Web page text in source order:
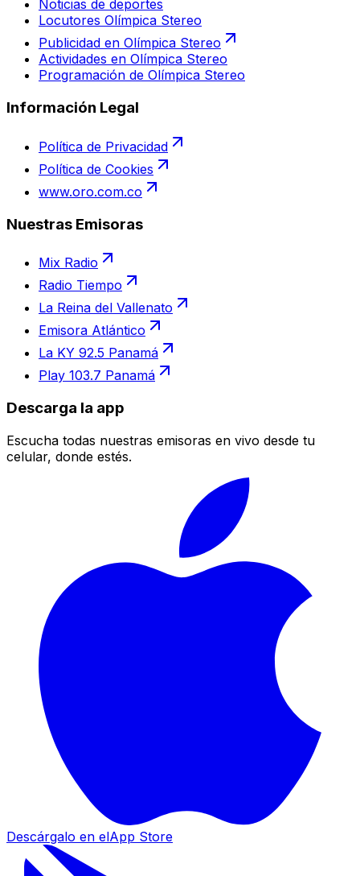
Noticias de deportes
Locutores Olímpica Stereo
Publicidad en Olímpica Stereo
Actividades en Olímpica Stereo
Programación de Olímpica Stereo
Información Legal
Política de Privacidad
Política de Cookies
www.oro.com.co
Nuestras Emisoras
Mix Radio
Radio Tiempo
La Reina del Vallenato
Emisora Atlántico
La KY 92.5 Panamá
Play 103.7 Panamá
Descarga la app
Escucha todas nuestras emisoras en vivo desde tu
celular, donde estés.
Descárgalo en elApp Store